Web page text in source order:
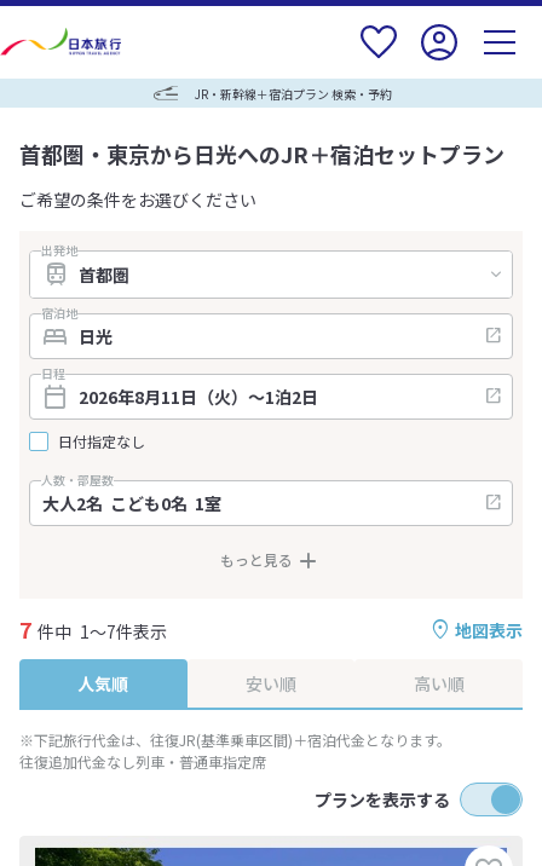
JR・新幹線＋宿泊プラン 検索・予約
首都圏・東京から日光へのJR＋宿泊セットプラン
ご希望の条件をお選びください
出発地
宿泊地
日程
日付指定なし
人数・部屋数
もっと見る
地図表示
7 件中 1～7件表示
人気順 安い順 高い順
※下記旅行代金は、往復JR(基準乗車区間)＋宿泊代金となります。
往復追加代金なし列車・普通車指定席
プランを表示する